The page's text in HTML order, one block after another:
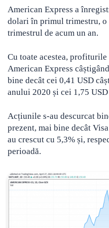
American Express a
dolari în primul trimestru, o
trimestrul de acum un an.
Cu toate acestea,
American Express
bine decât cei 0,41 USD
anului 2020 și cei 1,75
Acțiunile s-au descurcat
prezent, mai bine decât
au crescut cu 5,3% și,
perioadă.